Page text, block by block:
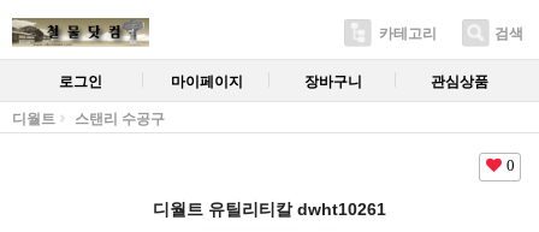
카테고리 검색
로그인 마이페이지 장바구니 관심상품
디월트 스탠리 수공구
0
디월트 유틸리티칼 dwht10261